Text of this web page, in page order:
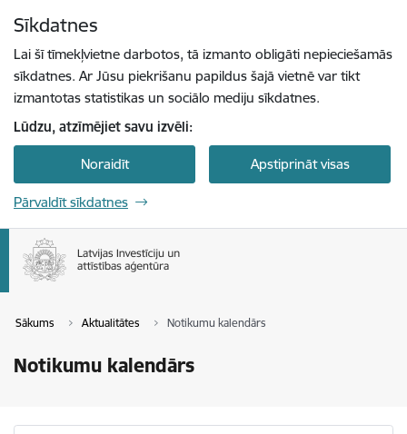
Sīkdatnes
Lai šī tīmekļvietne darbotos, tā izmanto obligāti nepieciešamās
sīkdatnes. Ar Jūsu piekrišanu papildus šajā vietnē var tikt
izmantotas statistikas un sociālo mediju sīkdatnes.
Lūdzu, atzīmējiet savu izvēli:
Noraidīt Apstiprināt visas
Pārvaldīt sīkdatnes
Sākums Aktualitātes Notikumu kalendārs
Notikumu kalendārs